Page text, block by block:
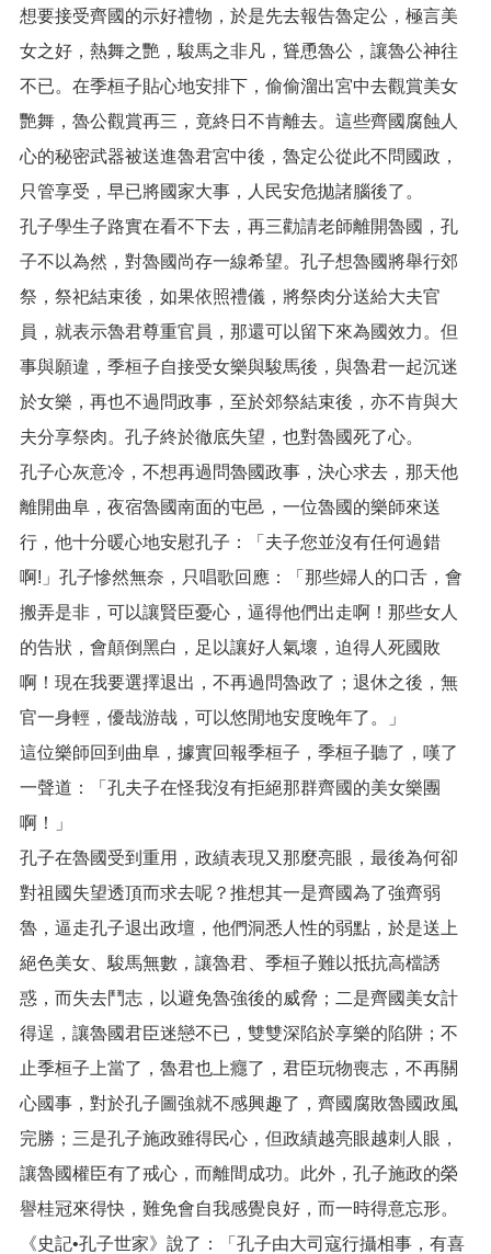
網
站
安
全
政
策
隱
權
政
政
府
網
站
資
料
放
宣
想要接受齊國的示好禮物，於是先去報告魯定公，極言美
女之好，熱舞之艷，駿馬之非凡，聳恿魯公，讓魯公神往
不已。在季桓子貼心地安排下，偷偷溜出宮中去觀賞美女
艷舞，魯公觀賞再三，竟終日不肯離去。這些齊國腐蝕人
心的秘密武器被送進魯君宮中後，魯定公從此不問國政，
只管享受，早已將國家大事，人民安危拋諸腦後了。
孔子學生子路實在看不下去，再三勸請老師離開魯國，孔
子不以為然，對魯國尚存一線希望。孔子想魯國將舉行郊
祭，祭祀結束後，如果依照禮儀，將祭肉分送給大夫官
員，就表示魯君尊重官員，那還可以留下來為國效力。但
事與願違，季桓子自接受女樂與駿馬後，與魯君一起沉迷
於女樂，再也不過問政事，至於郊祭結束後，亦不肯與大
夫分享祭肉。孔子終於徹底失望，也對魯國死了心。
孔子心灰意冷，不想再過問魯國政事，決心求去，那天他
離開曲阜，夜宿魯國南面的屯邑，一位魯國的樂師來送
行，他十分暖心地安慰孔子：「夫子您並沒有任何過錯
啊!」孔子慘然無奈，只唱歌回應：「那些婦人的口舌，會
搬弄是非，可以讓賢臣憂心，逼得他們出走啊！那些女人
的告狀，會顛倒黑白，足以讓好人氣壞，迫得人死國敗
啊！現在我要選擇退出，不再過問魯政了；退休之後，無
官一身輕，優哉游哉，可以悠閒地安度晚年了。」
這位樂師回到曲阜，據實回報季桓子，季桓子聽了，嘆了
一聲道：「孔夫子在怪我沒有拒絕那群齊國的美女樂團
啊！」
孔子在魯國受到重用，政績表現又那麼亮眼，最後為何卻
對祖國失望透頂而求去呢？推想其一是齊國為了強齊弱
魯，逼走孔子退出政壇，他們洞悉人性的弱點，於是送上
絕色美女、駿馬無數，讓魯君、季桓子難以抵抗高檔誘
惑，而失去鬥志，以避免魯強後的威脅；二是齊國美女計
得逞，讓魯國君臣迷戀不已，雙雙深陷於享樂的陷阱；不
止季桓子上當了，魯君也上癮了，君臣玩物喪志，不再關
心國事，對於孔子圖強就不感興趣了，齊國腐敗魯國政風
完勝；三是孔子施政雖得民心，但政績越亮眼越刺人眼，
讓魯國權臣有了戒心，而離間成功。此外，孔子施政的榮
譽桂冠來得快，難免會自我感覺良好，而一時得意忘形。
《史記•孔子世家》說了：「孔子由大司寇行攝相事，有喜